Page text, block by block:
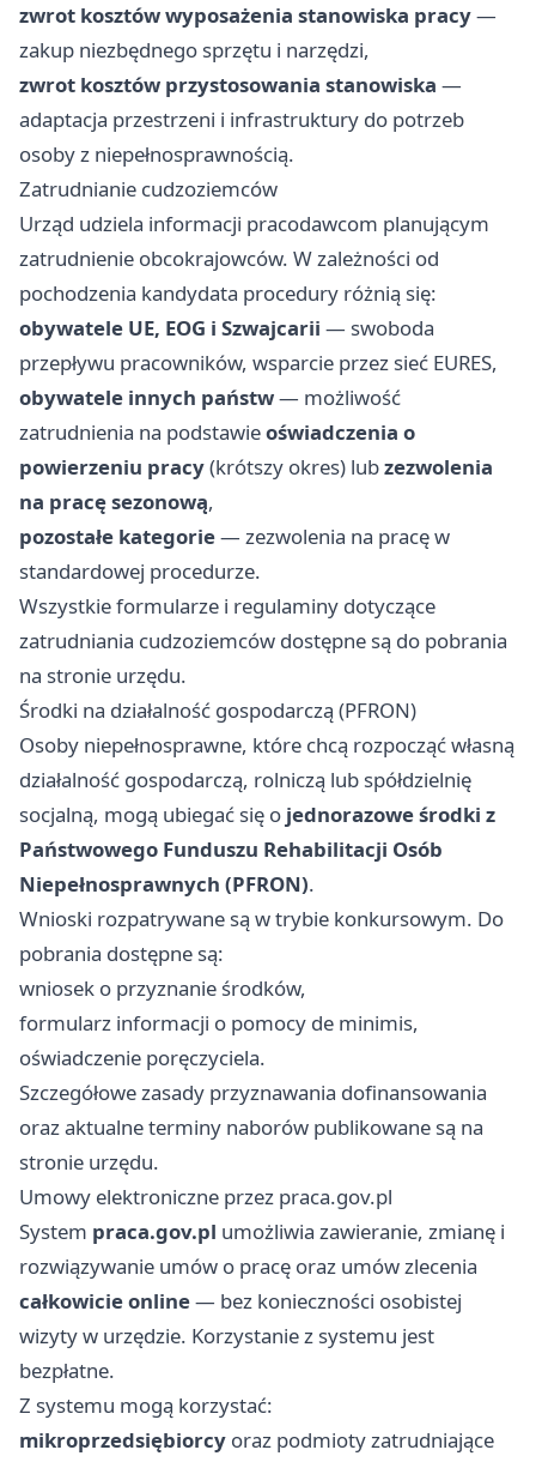
zwrot kosztów wyposażenia stanowiska pracy—
zakup niezbędnego sprzętu i narzędzi,
zwrot kosztów przystosowania stanowiska —
adaptacja przestrzeni i infrastruktury do potrzeb
osoby z niepełnosprawnością.
Zatrudnianie cudzoziemców
Urząd udziela informacji pracodawcom planującym
zatrudnienie obcokrajowców. W zależności od
pochodzenia kandydata procedury różnią się:
obywatele UE, EOG i Szwajcarii — swoboda
przepływu pracowników, wsparcie przez sieć EURES,
obywatele innych państw— możliwość
zatrudnienia na podstawieoświadczenia o
powierzeniu pracy(krótszy okres) lubzezwolenia
na pracę sezonową,
pozostałe kategorie— zezwolenia na pracę w
standardowej procedurze.
Wszystkie formularze i regulaminy dotyczące
zatrudniania cudzoziemców dostępne są do pobrania
na stronie urzędu.
Środki na działalność gospodarczą (PFRON)
Osoby niepełnosprawne, które chcą rozpocząć własną
działalność gospodarczą, rolniczą lub spółdzielnię
socjalną, mogą ubiegać się o jednorazowe środki z
Państwowego Funduszu Rehabilitacji Osób
Niepełnosprawnych (PFRON).
Wnioski rozpatrywane są w trybie konkursowym. Do
pobrania dostępne są:
wniosek o przyznanie środków,
formularz informacji o pomocy de minimis,
oświadczenie poręczyciela.
Szczegółowe zasady przyznawania dofinansowania
oraz aktualne terminy naborów publikowane są na
stronie urzędu.
Umowy elektroniczne przez praca.gov.pl
System praca.gov.pl umożliwia zawieranie, zmianę i
rozwiązywanie umów o pracę oraz umów zlecenia
całkowicie online— bez konieczności osobistej
wizyty w urzędzie. Korzystanie z systemu jest
bezpłatne.
Z systemu mogą korzystać:
mikroprzedsiębiorcy oraz podmioty zatrudniające